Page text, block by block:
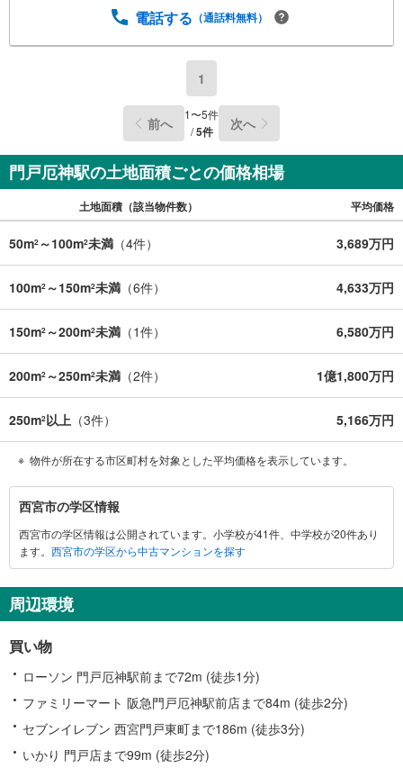
電話する （通話料無料）
1
前へ 1〜5件
/5件 次へ
門戸厄神駅の土地面積ごとの価格相場
土地面積（該当物件数） 平均価格
50m2 ～100m2未満 （4件） 3,689万円
100m2 ～150m2未満 （6件） 4,633万円
150m2 ～200m2未満 （1件） 6,580万円
200m2 ～250m2未満 （2件） 1億1,800万円
250m2以上 （3件） 5,166万円
物件が所在する市区町村を対象とした平均価格を表示しています。
西
宮
市
に
す
る
報
西宮市の学区情報
西宮市の学区情報は公開されています。小学校が41件、中学校が20件あり
ます。 西宮市の学区から中古マンションを探す
周辺環境
買い物
ローソン 門戸厄神駅前まで72m (徒歩1分)
ファミリーマート 阪急門戸厄神駅前店まで84m (徒歩2分)
セブンイレブン 西宮門戸東町まで186m (徒歩3分)
いかり 門戸店まで99m (徒歩2分)